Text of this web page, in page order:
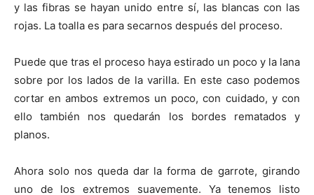
y las fibras se hayan unido entre sí, las blancas con las
rojas. La toalla es para secarnos después del proceso.
Puede que tras el proceso haya estirado un poco y la lana
sobre por los lados de la varilla. En este caso podemos
cortar en ambos extremos un poco, con cuidado, y con
ello también nos quedarán los bordes rematados y
planos.
Ahora solo nos queda dar la forma de garrote, girando
uno de los extremos suavemente. Ya tenemos listo